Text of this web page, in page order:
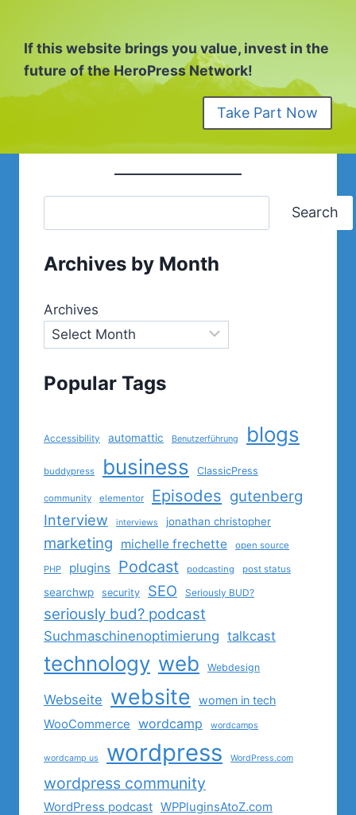
If this website brings you value, invest in the
future of the HeroPress Network!
Take Part Now
Search
Archives by Month
Archives
Popular Tags
Accessibility automattic Benutzerführung blogs
buddypress business ClassicPress
community elementor Episodes gutenberg
Interview
interviews jonathan christopher
marketing michelle frechette open source
PHP plugins Podcast podcasting post status
searchwp security SEO Seriously BUD?
seriously bud? podcast
Suchmaschinenoptimierung talkcast
technology web Webdesign
Webseite website women in tech
WooCommerce wordcamp wordcamps
wordcamp us wordpress WordPress.com
wordpress community
WordPress podcast WPPluginsAtoZ.com